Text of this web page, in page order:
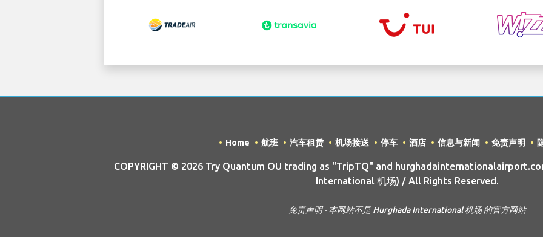
Home 航班 汽车租赁 机场接送 停车 酒店 信息与新闻 免责声明
COPYRIGHT © 2026 Try Quantum OU trading as "TripTQ" and
International 机场) / All Rights Reserved.
免责声明 - 本网站不是 Hurghada International 机场 的官方网站